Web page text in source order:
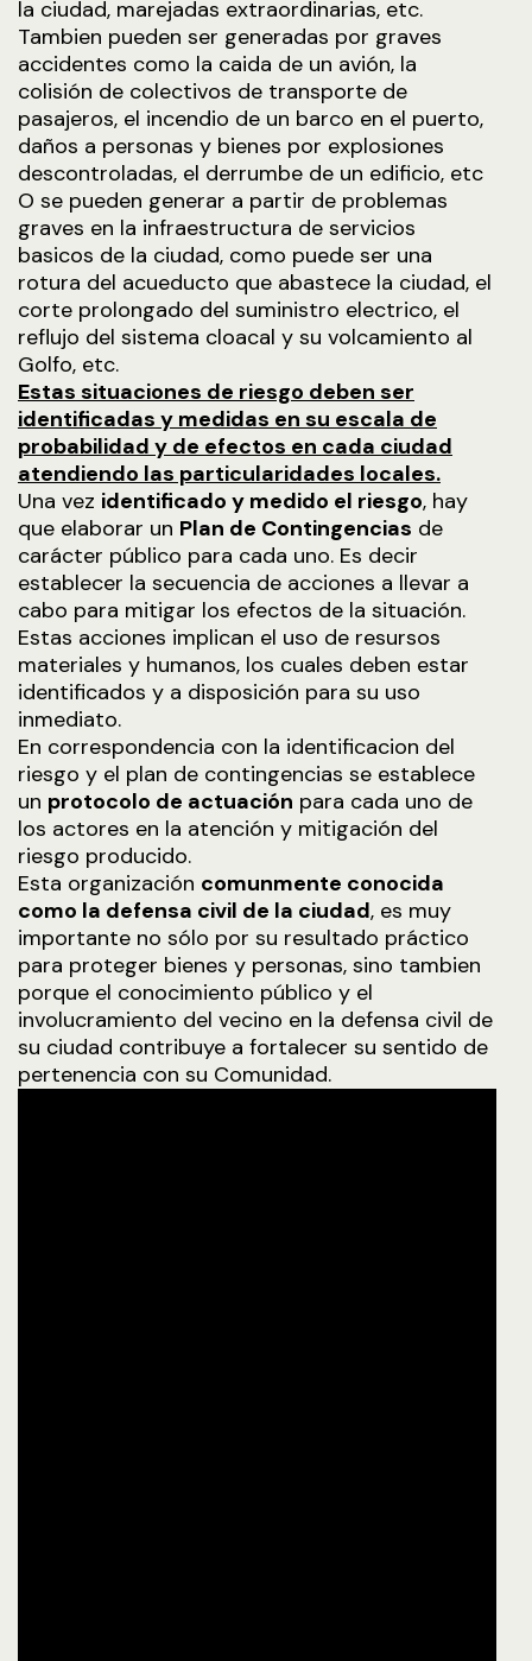
la ciudad, marejadas extraordinarias, etc.
Tambien pueden ser generadas por graves
accidentes como la caida de un avión, la
colisión de colectivos de transporte de
pasajeros, el incendio de un barco en el puerto,
daños a personas y bienes por explosiones
descontroladas, el derrumbe de un edificio, etc
O se pueden generar a partir de problemas
graves en la infraestructura de servicios
basicos de la ciudad, como puede ser una
rotura del acueducto que abastece la ciudad, el
corte prolongado del suministro electrico, el
reflujo del sistema cloacal y su volcamiento al
Golfo, etc.
Estas situaciones de riesgo deben ser
identificadas y medidas en su escala de
probabilidad y de efectos en cada ciudad
atendiendo las particularidades locales.
Una vez identificado y medido el riesgo, hay
que elaborar un Plan de Contingencias de
carácter público para cada uno. Es decir
establecer la secuencia de acciones a llevar a
cabo para mitigar los efectos de la situación.
Estas acciones implican el uso de resursos
materiales y humanos, los cuales deben estar
identificados y a disposición para su uso
inmediato.
En correspondencia con la identificacion del
riesgo y el plan de contingencias se establece
un protocolo de actuación para cada uno de
los actores en la atención y mitigación del
riesgo producido.
Esta organización comunmente conocida
como la defensa civil de la ciudad, es muy
importante no sólo por su resultado práctico
para proteger bienes y personas, sino tambien
porque el conocimiento público y el
involucramiento del vecino en la defensa civil de
su ciudad contribuye a fortalecer su sentido de
pertenencia con su Comunidad.